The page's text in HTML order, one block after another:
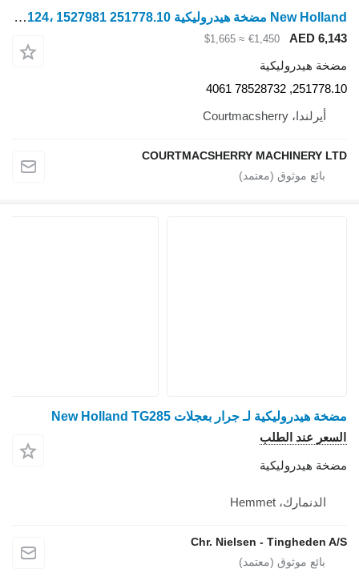
New Holland مضخة هيدروليكية T7، T7.225 Autocommand Rextroth 84353124، 1527981 251778.10 لـ جرار بعجلات New Holland T7
AED 6,143
€1,450
≈ $1,665
مضخة هيدروليكية
251778.10, 78528732 4061
أيرلندا، Courtmacsherry
COURTMACSHERRY MACHINERY LTD
مضخة هيدروليكية لـ جرار بعجلات New Holland TG285
السعر عند الطلب
مضخة هيدروليكية
الدنمارك، Hemmet
Chr. Nielsen - Tingheden A/S